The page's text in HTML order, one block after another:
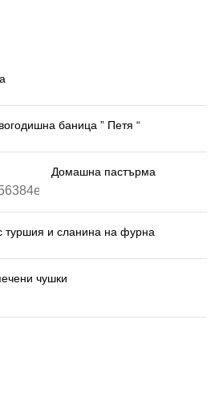
баница ” Петя “
Домашна пастърма
туршия и сланина на фурна
чушки